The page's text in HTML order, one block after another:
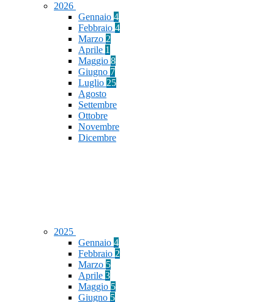
2026
Gennaio 4
Febbraio 4
Marzo 2
Aprile 1
Maggio 8
Giugno 7
Luglio 25
Agosto
Settembre
Ottobre
Novembre
Dicembre
2025
Gennaio 4
Febbraio 2
Marzo 5
Aprile 3
Maggio 5
Giugno 5